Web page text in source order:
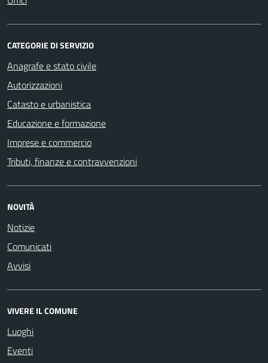
CATEGORIE DI SERVIZIO
Anagrafe e stato civile
Autorizzazioni
Catasto e urbanistica
Educazione e formazione
Imprese e commercio
Tributi, finanze e contravvenzioni
NOVITÀ
Notizie
Comunicati
Avvisi
VIVERE IL COMUNE
Luoghi
Eventi